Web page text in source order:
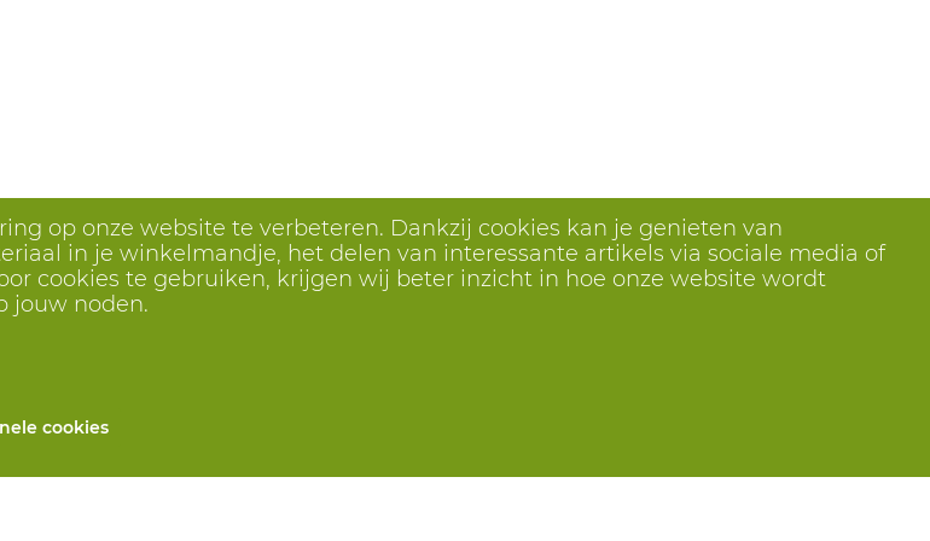
op onze website te verbeteren. Dankzij cookies kan je genieten van
in je winkelmandje, het delen van interessante artikels via sociale media of
cookies te gebruiken, krijgen wij beter inzicht in hoe onze website wordt
jouw noden.
cookies